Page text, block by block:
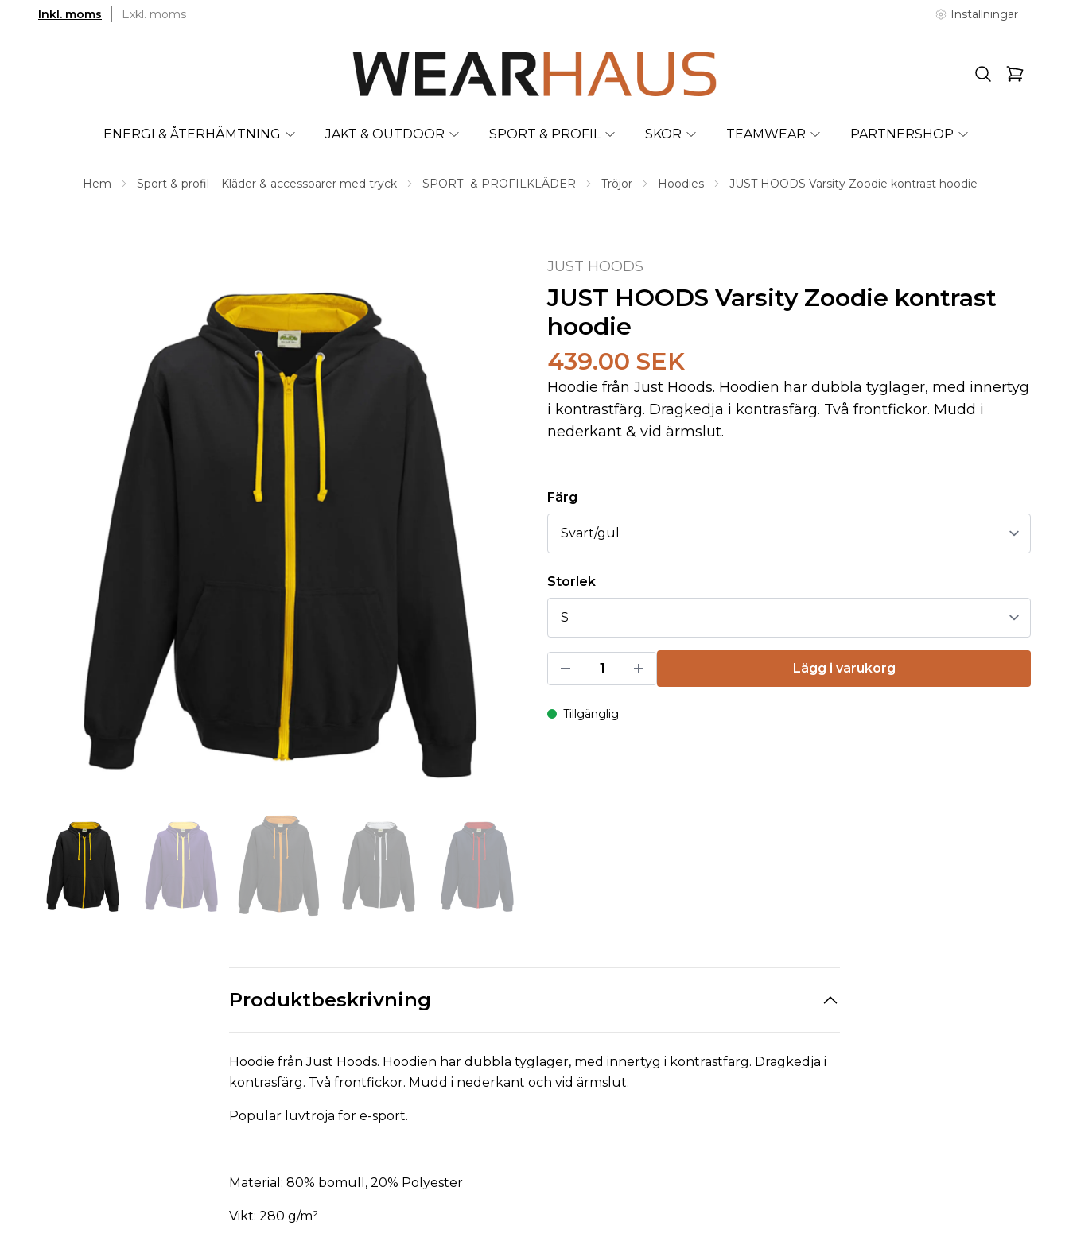
Inkl. moms Exkl. moms Inställningar
ENERGI & ÅTERHÄMTNING JAKT & OUTDOOR SPORT & PROFIL SKOR TEAMWEAR PARTNERSHOP
Hem Sport & profil – Kläder & accessoarer med tryck SPORT- & PROFILKLÄDER Tröjor Hoodies JUST HOODS Varsity Zoodie kontrast hoodie
JUST HOODS
JUST HOODS Varsity Zoodie kontrast
hoodie
439.00 SEK
Hoodie från Just Hoods. Hoodien har dubbla tyglager, med innertyg
i kontrastfärg. Dragkedja i kontrasfärg. Två frontfickor. Mudd i
nederkant & vid ärmslut.
Färg
Storlek
Lägg i varukorg
Tillgänglig
Produktbeskrivning
Hoodie från Just Hoods. Hoodien har dubbla tyglager, med innertyg i kontrastfärg. Dragkedja i
kontrasfärg. Två frontfickor. Mudd i nederkant och vid ärmslut.
Populär luvtröja för e-sport.
Material: 80% bomull, 20% Polyester
Vikt: 280 g/m²